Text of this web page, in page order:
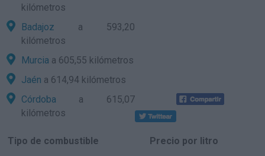
kilómetros
Badajoz a 593,20
kilómetros
Murcia a 605,55 kilómetros
Jaén a 614,94 kilómetros
Córdoba a 615,07
kilómetros
Tipo de combustible
Precio por litro